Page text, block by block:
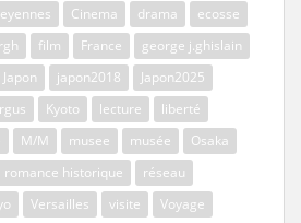
Cinema drama
ecosse
film France
george j.ghislain
Japon japon2018
Japon2025
Kyoto lecture
liberté
M/M musee musée
Osaka
romance historique
réseau
Versailles visite Voyage